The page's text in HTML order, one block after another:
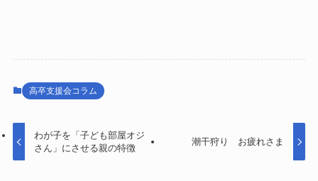
高卒支援会コラム
わが子を「子ども部屋オジ
さん」にさせる親の特徴
潮干狩り お疲れさま